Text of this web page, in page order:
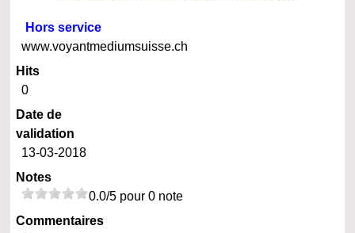
Hors service
www.voyantmediumsuisse.ch
Hits
0
Date de
validation
13-03-2018
Notes
0.0/5 pour 0 note
Commentaires